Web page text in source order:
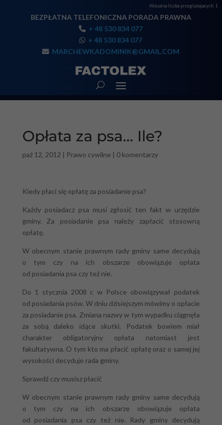
Aktualna liczba przeglądajacych: 1
BEZPŁATNA TELEFONICZNA PORADA PRAWNA
+ 48 530 834 077
+ 48 530 834 077
MARCHEWKADOMINIK@GMAIL.COM
Opłata za psa… Ile?
paź 12, 2012 | Prawo cywilne | 0 komentarzy
Kiedy płaci się opłatę za posiadanie psa?
Każdy posiadacz psa musi zgłosić ten fakt w urzędzie
gminy. Za posiadanie psa należy zapłacić stosowną
opłatę.
W obecnym stanie prawnym rady gminy same decydują
o tym czy na ich obszarze obowiązuje opłata
od posiadania psa czy też nie.
Do 1 stycznia 2008 r. w Polsce obowiązywał podatek
od posiadania psów. W dniu dzisiejszym mówimy o opłacie
za posiadanie psa. Zmiana nazwy w tym wypadku ciągnęła
za sobą daleko idące skutki. Podatek bowiem miał
charakter obligatoryjny opłata natomiast jest
fakultatywna. O tym kto ma płacić opłatę oraz o samej jej
wysokości decyduje rada gminy.
Sprawdź czy musisz płacić
W obecnym stanie prawnym rady gminy same decydują
o tym czy na ich obszarze obowiązuje opłata
od posiadania psa czy też nie. Rady gminy decydują